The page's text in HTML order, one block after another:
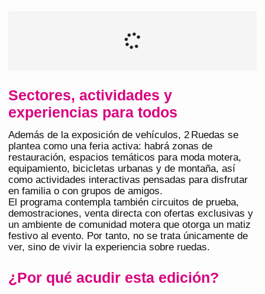
Sectores, actividades y
experiencias para todos
Además de la exposición de vehículos, 2 Ruedas se
plantea como una feria activa: habrá zonas de
restauración, espacios temáticos para moda motera,
equipamiento, bicicletas urbanas y de montaña, así
como actividades interactivas pensadas para disfrutar
en familia o con grupos de amigos.
El programa contempla también circuitos de prueba,
demostraciones, venta directa con ofertas exclusivas y
un ambiente de comunidad motera que otorga un matiz
festivo al evento. Por tanto, no se trata únicamente de
ver, sino de vivir la experiencia sobre ruedas.
¿Por qué acudir esta edición?